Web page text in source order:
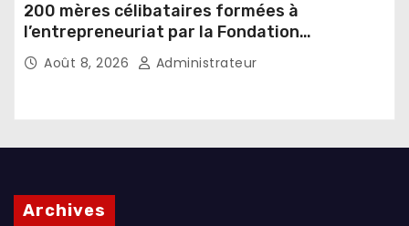
200 mères célibataires formées à
l’entrepreneuriat par la Fondation
Umugiraneza et l’OPDD
Août 8, 2026 Administrateur
Archives